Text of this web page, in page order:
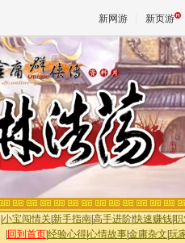
新网游 新页游
|小宝闯情关|新手指南|高手进阶|快速赚钱|
回到首页经验心得心情故事金庸杂文 玩